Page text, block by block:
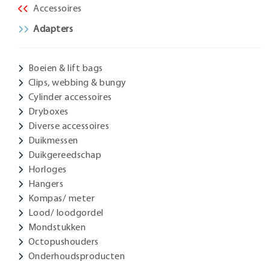
Accessoires
Adapters
Boeien & lift bags
Clips, webbing & bungy
Cylinder accessoires
Dryboxes
Diverse accessoires
Duikmessen
Duikgereedschap
Horloges
Hangers
Kompas/ meter
Lood/ loodgordel
Mondstukken
Octopushouders
Onderhoudsproducten